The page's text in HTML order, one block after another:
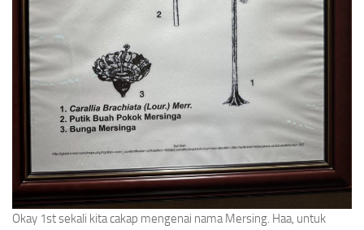
Okay 1st sekali kita cakap mengenai nama Mersing. Haa, untuk